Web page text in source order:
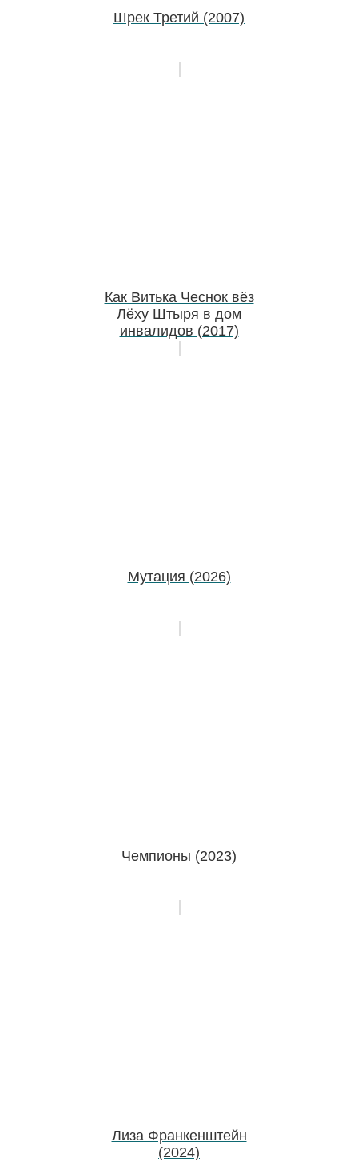
Шрек Третий (2007)
Как Витька Чеснок вёз
Лёху Штыря в дом
инвалидов (2017)
Мутация (2026)
Чемпионы (2023)
Лиза Франкенштейн
(2024)